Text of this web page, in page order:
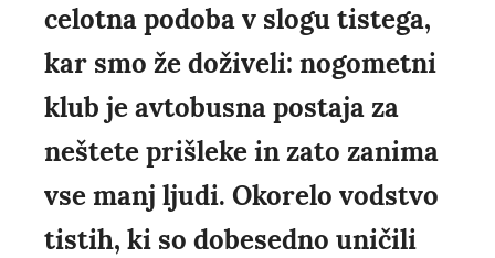
celotna podoba v slogu tistega,
kar smo že doživeli: nogometni
klub je avtobusna postaja za
neštete prišleke in zato zanima
vse manj ljudi. Okorelo vodstvo
tistih, ki so dobesedno uničili